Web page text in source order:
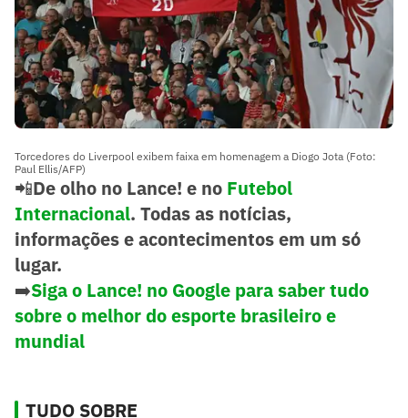
Torcedores do Liverpool exibem faixa em homenagem a Diogo Jota (Foto:
Paul Ellis/AFP)
📲De olho no Lance! e no Futebol
Internacional. Todas as notícias,
informações e acontecimentos em um só
lugar.
➡️Siga o Lance! no Google para saber tudo
sobre o melhor do esporte brasileiro e
mundial
TUDO SOBRE